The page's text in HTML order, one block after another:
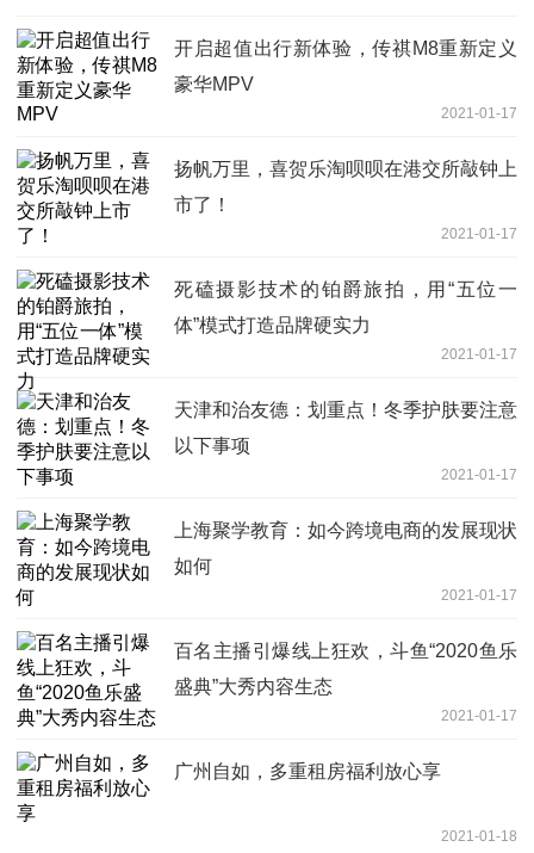
开启超值出行新体验，传祺M8重新定义
豪华MPV
2021-01-17
扬帆万里，喜贺乐淘呗呗在港交所敲钟上
市了！
2021-01-17
死磕摄影技术的铂爵旅拍，用“五位一
体”模式打造品牌硬实力
2021-01-17
天津和治友德：划重点！冬季护肤要注意
以下事项
2021-01-17
上海聚学教育：如今跨境电商的发展现状
如何
2021-01-17
百名主播引爆线上狂欢，斗鱼“2020鱼乐
盛典”大秀内容生态
2021-01-17
广州自如，多重租房福利放心享
2021-01-18